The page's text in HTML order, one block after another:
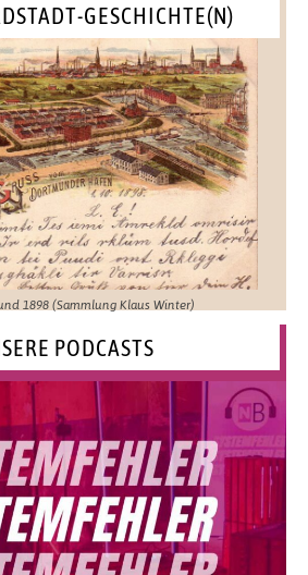
GESCHICHTE(N)
1898 (Sammlung Klaus Winter)
PODCASTS